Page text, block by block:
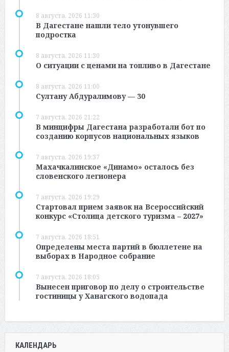
8 августа, 2026 11:30
В Дагестане нашли тело утонувшего
подростка
8 августа, 2026 11:30
О ситуации с ценами на топливо в Дагестане
8 августа, 2026 11:00
Султану Абдуралимову — 30
7 августа, 2026 21:22
В минцифры Дагестана разработали бот по
созданию корпусов национальных языков
7 августа, 2026 19:37
Махачкалинское «Динамо» осталось без
словенского легионера
7 августа, 2026 19:29
Стартовал прием заявок на Всероссийский
конкурс «Столица детского туризма – 2027»
7 августа, 2026 18:51
Определены места партий в бюллетене на
выборах в Народное собрание
7 августа, 2026 18:05
Вынесен приговор по делу о строительстве
гостиницы у Ханагского водопада
КАЛЕНДАРЬ